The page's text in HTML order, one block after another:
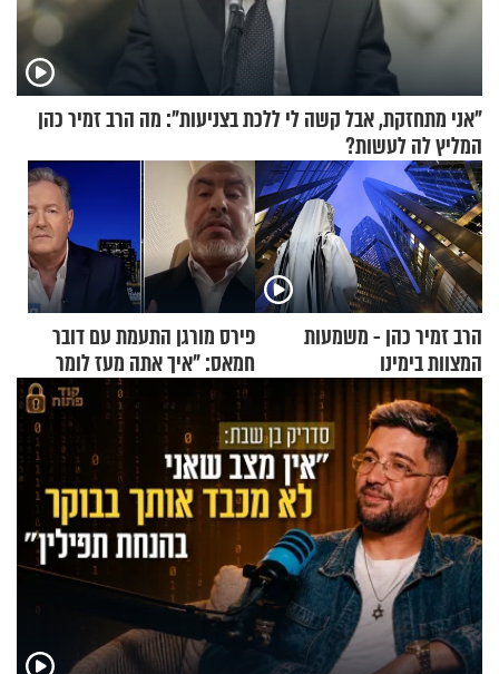
"אני מתחזקת, אבל קשה לי ללכת בצניעות": מה הרב זמיר כהן
המליץ לה לעשות?
הרב זמיר כהן - משמעות
המצוות בימינו
פירס מורגן התעמת עם דובר
חמאס: "איך אתה מעז לומר
שלא ביצעתם פשעי מלחמה?!"